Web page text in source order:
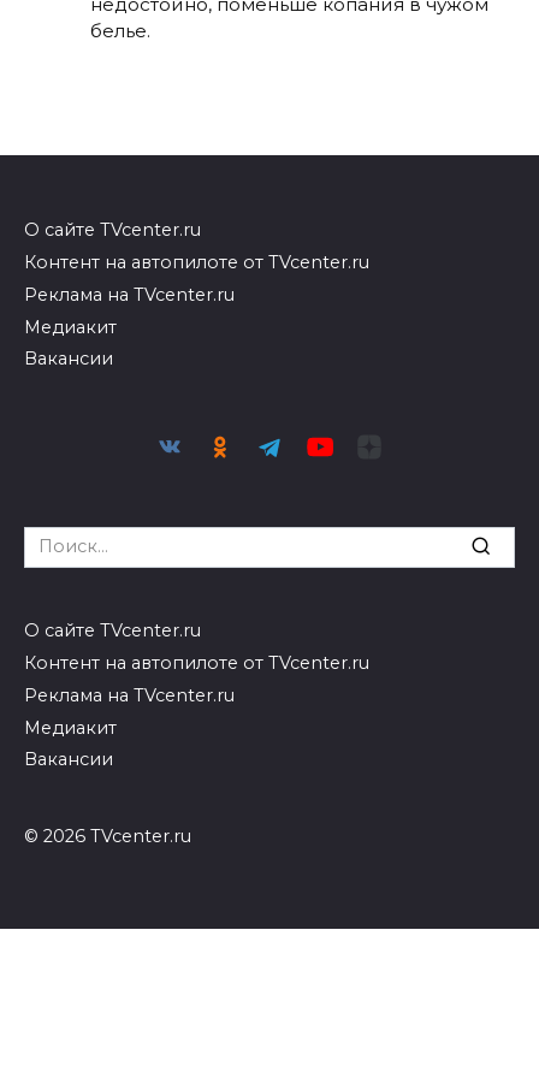
белье.
О сайте TVcenter.ru
Контент на автопилоте от TVcenter.ru
Реклама на TVcenter.ru
Медиакит
Вакансии
Search
for:
О сайте TVcenter.ru
Контент на автопилоте от TVcenter.ru
Реклама на TVcenter.ru
Медиакит
Вакансии
© 2026 TVcenter.ru